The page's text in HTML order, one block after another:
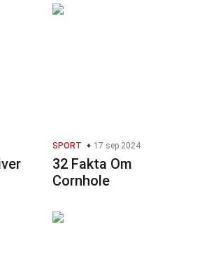
SPORT 17 sep 2024
32 Fakta Om
Cornhole